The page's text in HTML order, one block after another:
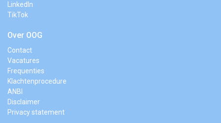
LinkedIn
TikTok
Over OOG
Contact
Vacatures
Frequenties
Klachtenprocedure
ANBI
Disclaimer
Privacy statement